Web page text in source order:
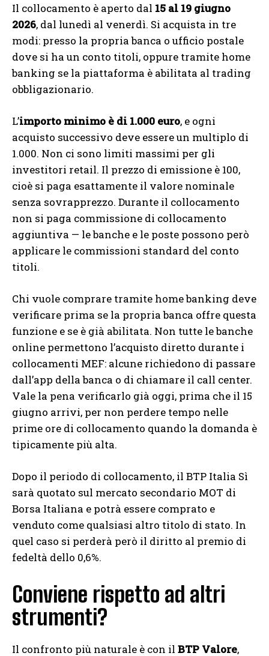
Il collocamento è aperto dal 15 al 19 giugno
2026, dal lunedì al venerdì. Si acquista in tre
modi: presso la propria banca o ufficio postale
dove si ha un conto titoli, oppure tramite home
banking se la piattaforma è abilitata al trading
obbligazionario.
L’importo minimo è di 1.000 euro, e ogni
acquisto successivo deve essere un multiplo di
1.000. Non ci sono limiti massimi per gli
investitori retail. Il prezzo di emissione è 100,
cioè si paga esattamente il valore nominale
senza sovrapprezzo. Durante il collocamento
non si paga commissione di collocamento
aggiuntiva — le banche e le poste possono però
applicare le commissioni standard del conto
titoli.
Chi vuole comprare tramite home banking deve
verificare prima se la propria banca offre questa
funzione e se è già abilitata. Non tutte le banche
online permettono l’acquisto diretto durante i
collocamenti MEF: alcune richiedono di passare
dall’app della banca o di chiamare il call center.
Vale la pena verificarlo già oggi, prima che il 15
giugno arrivi, per non perdere tempo nelle
prime ore di collocamento quando la domanda è
tipicamente più alta.
Dopo il periodo di collocamento, il BTP Italia Sì
sarà quotato sul mercato secondario MOT di
Borsa Italiana e potrà essere comprato e
venduto come qualsiasi altro titolo di stato. In
quel caso si perderà però il diritto al premio di
fedeltà dello 0,6%.
Conviene rispetto ad altri
strumenti?
Il confronto più naturale è con il BTP Valore,